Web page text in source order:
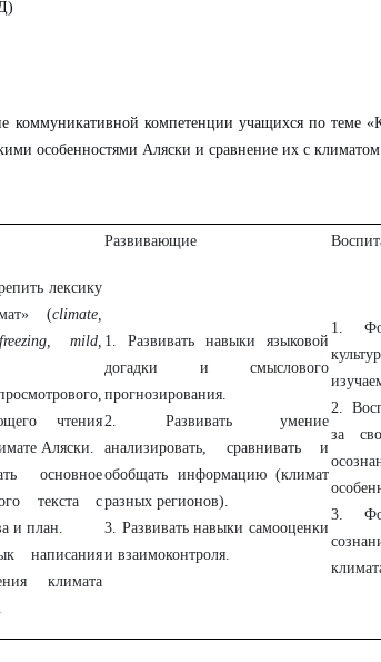
коммуникативной компетенции учащихся по теме
особенностями Аляски и сравнение их с
Развивающие
лексику
(climate,
mild,
чтения
Аляски.
основное
текста с
и план.
написания
климата
1. Развивать навыки языковой
догадки и смыслового
прогнозирования.
2. Развивать умение
анализировать, сравнивать и
обобщать информацию (климат
разных регионов).
3. Развивать навыки самооценки
и взаимоконтроля.
1.
2.
за
3.